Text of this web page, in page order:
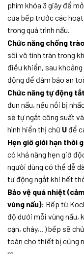
phím khóa 3 giây để
của bếp trước các
trong quá trình nấu.
Chức năng chống
sôi vô tình tràn trong
điều khiển, sau
động để đảm bảo an
Chức năng tự động
đun nấu, nếu nồi bị
sẽ tự ngắt công suất
hình hiển thị chữ U để
Hẹn giờ giới hạn thời
có khả năng hẹn giờ
người dùng có thể dễ
tư động ngắt khi hết
Bảo vệ quá nhiệt
vùng nấu): Bếp từ
độ dưới mỗi vùng nấu,
cạn, cháy,.. ) bếp sẽ
toàn cho thiết bị cũng